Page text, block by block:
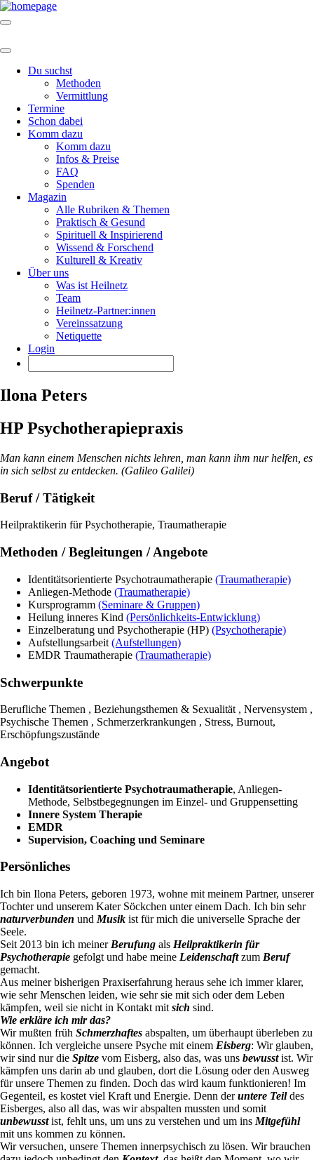
Du suchst
Methoden
Vermittlung
Termine
Schon dabei
Komm dazu
Komm dazu
Infos & Preise
FAQ
Spenden
Magazin
Alle Rubriken & Themen
Praktisch & Gesund
Spirituell & Inspirierend
Wissend & Forschend
Kulturell & Kreativ
Über uns
Was ist Heilnetz
Team
Heilnetz-Partner:innen
Vereinssatzung
Netiquette
Login
Ilona Peters
HP Psychotherapiepraxis
Man kann einem Menschen nichts lehren, man kann ihm nur helfen, es
in sich selbst zu entdecken. (Galileo Galilei)
Beruf / Tätigkeit
Heilpraktikerin für Psychotherapie, Traumatherapie
Methoden / Begleitungen / Angebote
Identitätsorientierte Psychotraumatherapie (Traumatherapie)
Anliegen-Methode (Traumatherapie)
Kursprogramm (Seminare & Gruppen)
Heilung inneres Kind (Persönlichkeits-Entwicklung)
Einzelberatung und Psychotherapie (HP) (Psychotherapie)
Aufstellungsarbeit (Aufstellungen)
EMDR Traumatherapie (Traumatherapie)
Schwerpunkte
Berufliche Themen , Beziehungsthemen & Sexualität , Nervensystem ,
Psychische Themen , Schmerzerkrankungen , Stress, Burnout,
Erschöpfungszustände
Angebot
Identitätsorientierte Psychotraumatherapie, Anliegen-
Methode, Selbstbegegnungen im Einzel- und Gruppensetting
Innere System Therapie
EMDR
Supervision, Coaching und Seminare
Persönliches
Ich bin Ilona Peters, geboren 1973, wohne mit meinem Partner, unserer
Tochter und unserem Kater Söckchen unter einem Dach. Ich bin sehr
naturverbunden und Musik ist für mich die universelle Sprache der
Seele.
Seit 2013 bin ich meiner Berufung als Heilpraktikerin für
Psychotherapie gefolgt und habe meine Leidenschaftzum Beruf
gemacht.
Aus meiner bisherigen Praxiserfahrung heraus sehe ich immer klarer,
wie sehr Menschen leiden, wie sehr sie mit sich oder dem Leben
kämpfen, weil sie nicht in Kontakt mit sich sind.
Wie erkläre ich mir das?
Wir mußten früh Schmerzhaftes abspalten, um überhaupt überleben zu
können. Ich vergleiche unsere Psyche mit einem Eisberg: Wir glauben,
wir sind nur die Spitze vom Eisberg, also das, was uns bewusstist. Wir
kämpfen uns darin ab und glauben, dort die Lösung oder den Ausweg
für unsere Themen zu finden. Doch das wird kaum funktionieren! Im
Gegenteil, es kostet viel Kraft und Energie. Denn deruntere Teildes
Eisberges, also all das, was wir abspalten mussten und somit
unbewusstist, fehlt uns, um uns zu verstehen und um ins Mitgefühl
mit uns kommen zu können.
Wir versuchen, unsere Themen innerpsychisch zu lösen. Wir brauchen